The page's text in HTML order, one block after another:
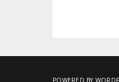
POWERED BY